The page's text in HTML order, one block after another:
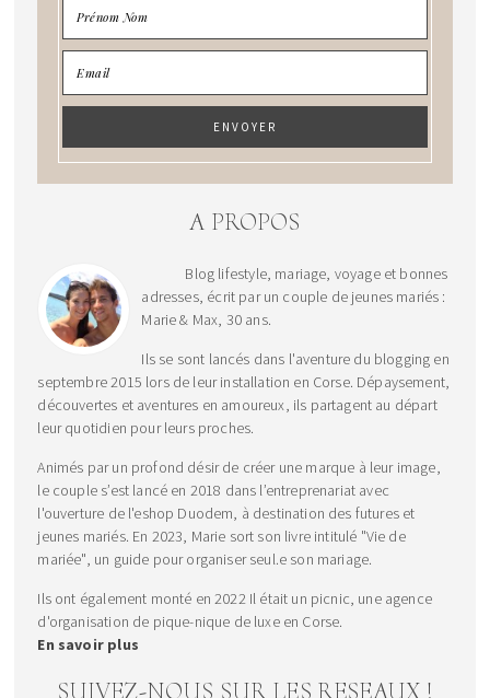
A PROPOS
Blog lifestyle, mariage, voyage et bonnes
adresses, écrit par un couple de jeunes mariés :
Marie & Max, 30 ans.
Ils se sont lancés dans l'aventure du blogging en
septembre 2015 lors de leur installation en Corse. Dépaysement,
découvertes et aventures en amoureux, ils partagent au départ
leur quotidien pour leurs proches.
Animés par un profond désir de créer une marque à leur image,
le couple s’est lancé en 2018 dans l’entreprenariat avec
l'ouverture de l'eshop Duodem, à destination des futures et
jeunes mariés. En 2023, Marie sort son livre intitulé "Vie de
mariée", un guide pour organiser seul.e son mariage.
Ils ont également monté en 2022 Il était un picnic, une agence
d'organisation de pique-nique de luxe en Corse.
En savoir plus
SUIVEZ-NOUS SUR LES RESEAUX !